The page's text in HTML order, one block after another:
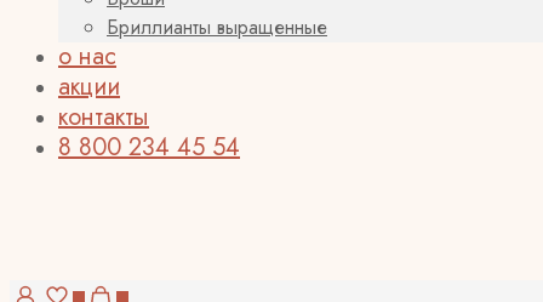
Бриллианты выращенные
о нас
акции
контакты
8 800 234 45 54